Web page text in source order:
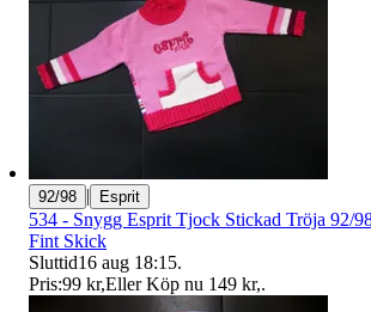
92/98 | Esprit
534 - Snygg Esprit Tjock Stickad Tröja 92/
Fint Skick
Sluttid16 aug 18:15.
Pris:99 kr,Eller Köp nu 149 kr,.